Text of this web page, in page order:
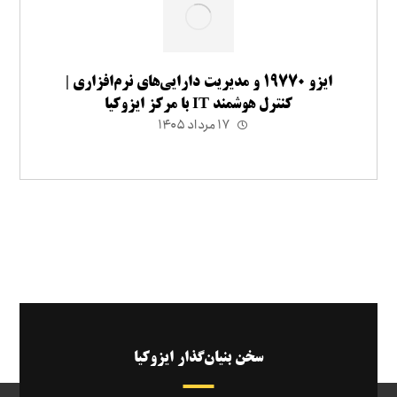
ایزو ۱۹۷۷۰ و مدیریت دارایی‌های نرم‌افزاری |
کنترل هوشمند IT با مرکز ایزوکیا
۱۷ مرداد ۱۴۰۵
سخن بنیان‌گذار ایزوکیا